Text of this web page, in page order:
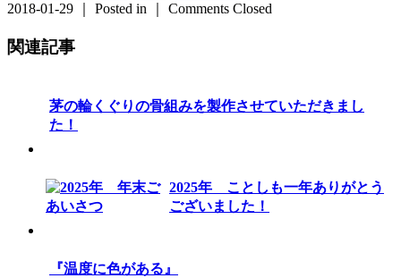
2018-01-29 ｜ Posted in ｜ Comments Closed
関連記事
茅の輪くぐりの骨組みを製作させていただきまし
た！
2025年 ことしも一年ありがとう
ございました！
『温度に色がある』